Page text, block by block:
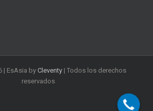
| EsAsia by Cleventy| Todos los derechos
reservados